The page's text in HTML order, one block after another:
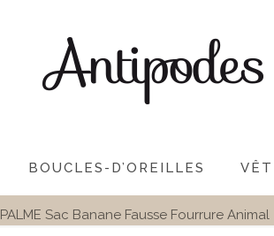
BOUCLES-D’OREILLES
PALME Sac Banane Fausse Fourrure Animal